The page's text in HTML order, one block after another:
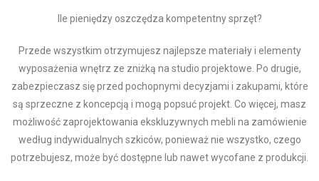
Ile pieniędzy oszczędza kompetentny sprzęt?
Przede wszystkim otrzymujesz najlepsze materiały i elementy
wyposażenia wnętrz ze zniżką na studio projektowe. Po drugie,
zabezpieczasz się przed pochopnymi decyzjami i zakupami, które
są sprzeczne z koncepcją i mogą popsuć projekt. Co więcej, masz
możliwość zaprojektowania ekskluzywnych mebli na zamówienie
według indywidualnych szkiców, ponieważ nie wszystko, czego
potrzebujesz, może być dostępne lub nawet wycofane z produkcji.